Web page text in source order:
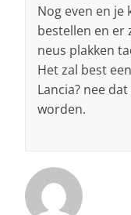
Nog even en je
bestellen en er
neus plakken
Het zal best
Lancia? nee
worden.